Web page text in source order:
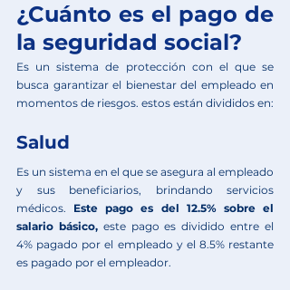
¿Cuánto es el pago de
la seguridad social?
Es un sistema de protección con el que se
busca garantizar el bienestar del empleado en
momentos de riesgos. estos están divididos en:
Salud
Es un sistema en el que se asegura al empleado
y sus beneficiarios, brindando servicios
médicos. Este pago es del 12.5% sobre el
salario básico, este pago es dividido entre el
4% pagado por el empleado y el 8.5% restante
es pagado por el empleador.